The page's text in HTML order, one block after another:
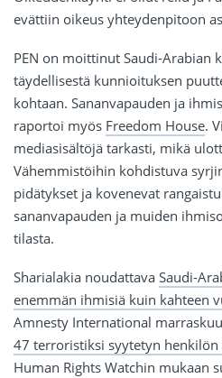
evättiin oikeus yhteydenpitoon
PEN on moittinut Saudi-Arabian
täydellisestä kunnioituksen
kohtaan. Sananvapauden ja
raportoi myös Freedom House.
mediasisältöjä tarkasti, mikä
Vähemmistöihin kohdistuva
pidätykset ja kovenevat
sananvapauden ja muiden
tilasta.
Sharialakia noudattava Saudi-
enemmän ihmisiä kuin kahteen
Amnesty International
47 terroristiksi syytetyn
Human Rights Watchin mukaan